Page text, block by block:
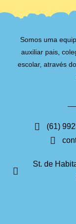
Somos uma
auxiliar pais,
escolar, através
(61)
St. de